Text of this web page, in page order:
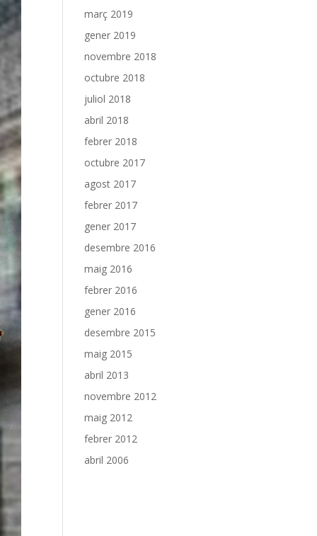
març 2019
gener 2019
novembre 2018
octubre 2018
juliol 2018
abril 2018
febrer 2018
octubre 2017
agost 2017
febrer 2017
gener 2017
desembre 2016
maig 2016
febrer 2016
gener 2016
desembre 2015
maig 2015
abril 2013
novembre 2012
maig 2012
febrer 2012
abril 2006